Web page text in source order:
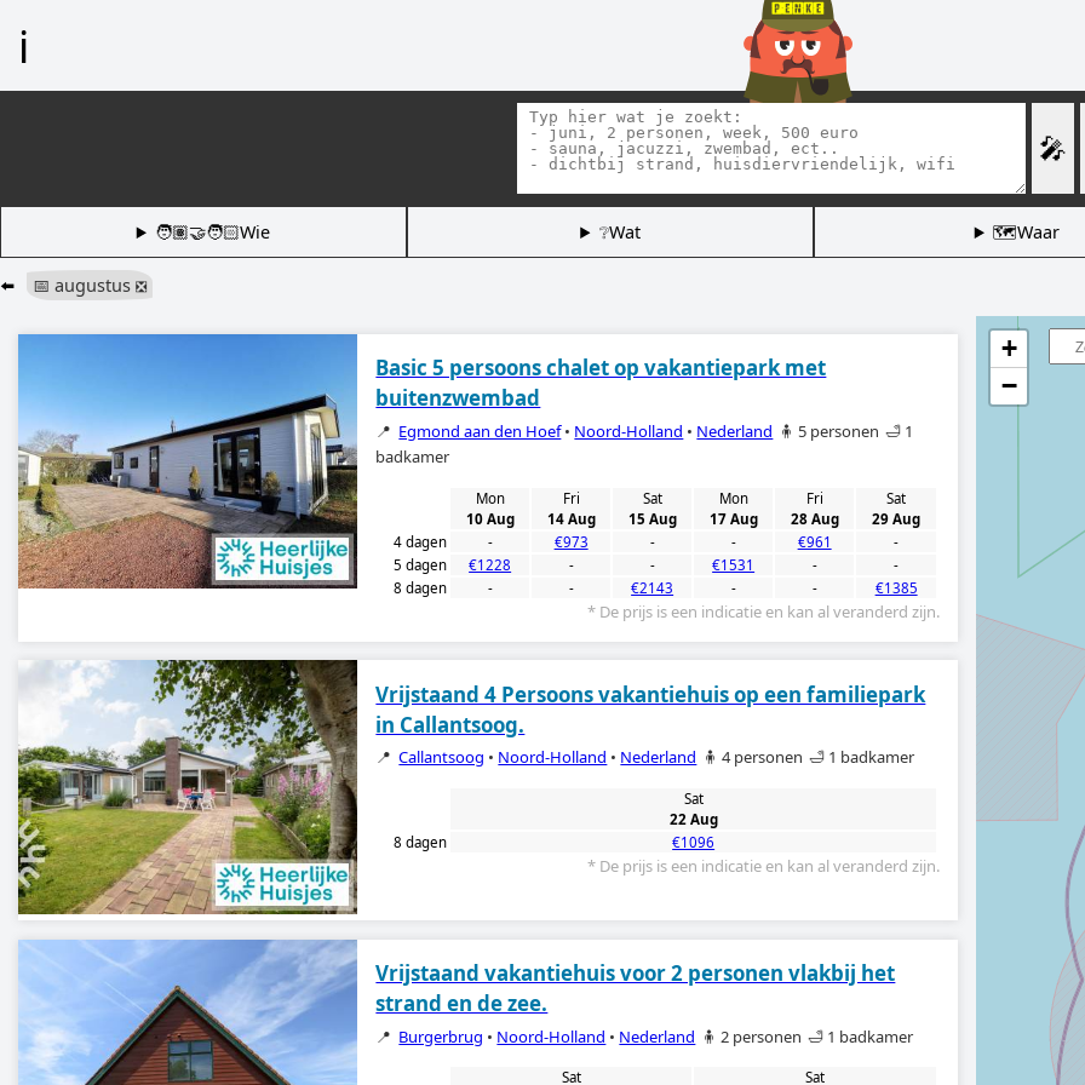
ℹ️
🎤
🧑🏽‍🤝‍🧑🏻Wie ❔Wat 🗺️Waar
⬅️ 📅 augustus ❎
Basic 5 persoons chalet op vakantiepark met
buitenzwembad
📍 Egmond aan den Hoef• Noord-Holland • Nederland 🧍 5 personen 🛁 1
badkamer
Mon
10 Aug
Fri
14 Aug
Sat
15 Aug
Mon
17 Aug
Fri
28 Aug
Sat
29 Aug
4 dagen
- €973 - - €961
-
5 dagen
€1228 - - €1531 -
-
8 dagen
- - €2143 - - €1385
* De prijs is een indicatie en kan al veranderd zijn.
Vrijstaand 4 Persoons vakantiehuis op een familiepark
in Callantsoog.
📍Callantsoog • Noord-Holland • Nederland 🧍 4 personen 🛁 1 badkamer
Sat
22 Aug
8 dagen
€1096
* De prijs is een indicatie en kan al veranderd zijn.
Vrijstaand vakantiehuis voor 2 personen vlakbij het
strand en de zee.
📍 Burgerbrug • Noord-Holland • Nederland 🧍 2 personen 🛁 1 badkamer
Sat Sat
+
−